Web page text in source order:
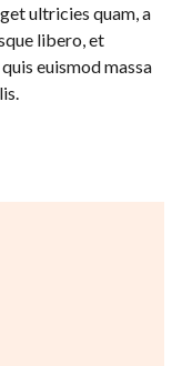
ultricies quam, a
libero, et
euismod massa